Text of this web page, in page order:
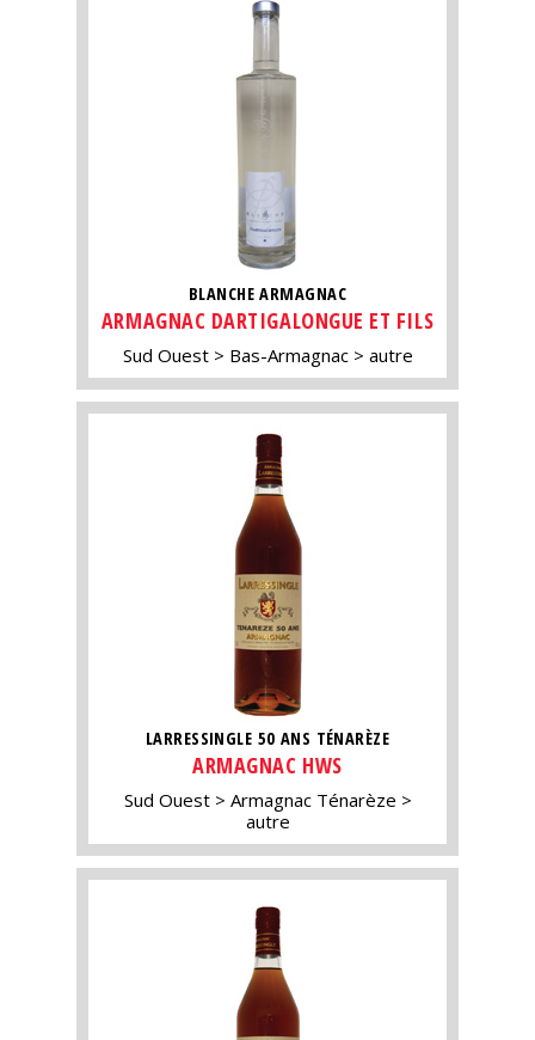
BLANCHE ARMAGNAC
ARMAGNAC DARTIGALONGUE ET FILS
Sud Ouest Bas-Armagnac autre
LARRESSINGLE 50 ANS TÉNARÈZE
ARMAGNAC HWS
Sud Ouest
Armagnac Ténarèze
autre